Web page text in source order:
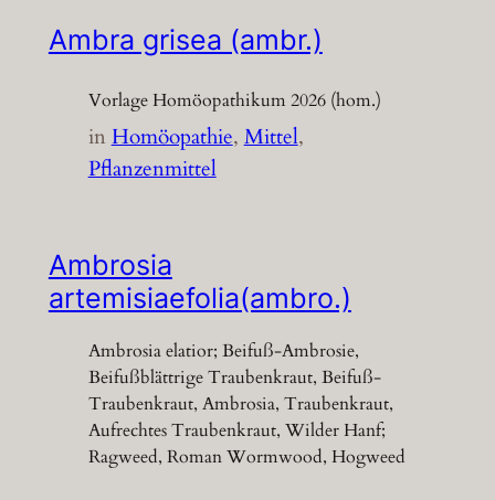
Ambra grisea (ambr.)
Vorlage Homöopathikum 2026 (hom.)
inHomöopathie, Mittel
Pflanzenmittel
Ambrosia
artemisiaefolia(ambro.)
Ambrosia elatior; Beifuß-Ambrosie,
Beifußblättrige Traubenkraut, Beifuß-
Traubenkraut, Ambrosia, Traubenkraut,
Aufrechtes Traubenkraut, Wilder Hanf;
Ragweed, Roman Wormwood, Hogweed